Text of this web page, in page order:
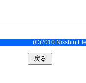
(C)2010 Nisshin